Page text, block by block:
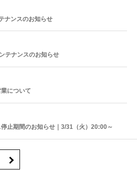
ナンスのお知らせ
テナンスのお知らせ
について
止期間のお知らせ｜3/31（火）20:00～